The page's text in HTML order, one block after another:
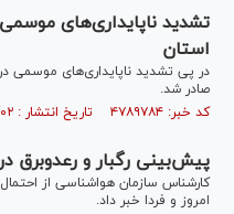
استان
صادر شد.
کد خبر: ۴۷۸۹۷۸۴ تاریخ انتشار : ۱۴۰۳/۰۶/۰۲
پیش‌بینی رگبار و رعدوبرق در ۱۱ استان طی امروز و فردا
امروز و فردا خبر داد.